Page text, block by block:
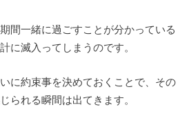
間一緒に過ごすことが分かっている
に滅入ってしまうのです。
に約束事を決めておくことで、その
られる瞬間は出てきます。